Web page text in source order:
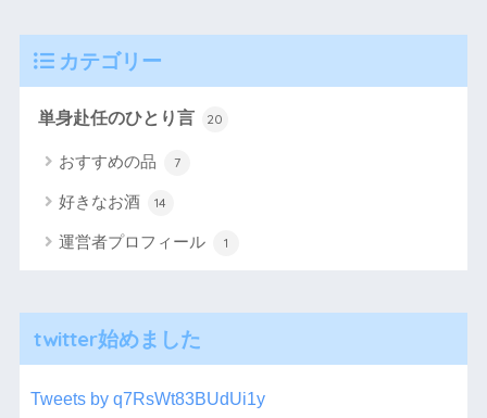
カテゴリー
単身赴任のひとり言 20
おすすめの品 7
好きなお酒 14
運営者プロフィール 1
twitter始めました
Tweets by q7RsWt83BUdUi1y